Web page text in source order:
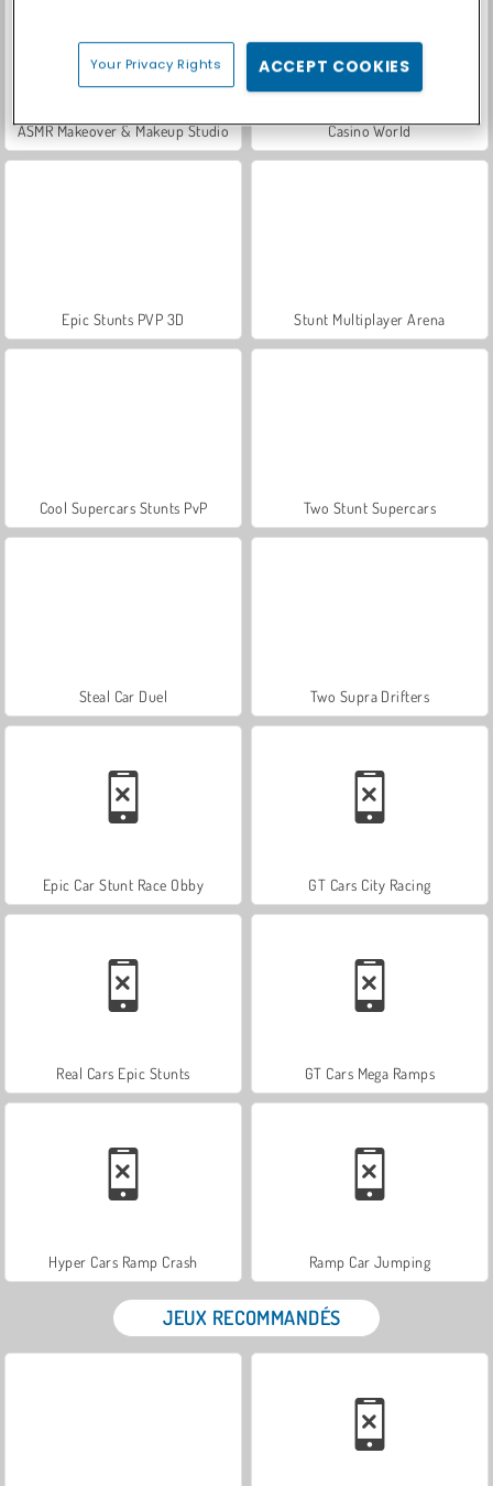
ASMR Makeover & Makeup Studio Casino World
Epic Stunts PVP 3D Stunt Multiplayer Arena
Cool Supercars Stunts PvP Two Stunt Supercars
Steal Car Duel Two Supra Drifters
Epic Car Stunt Race Obby GT Cars City Racing
Real Cars Epic Stunts GT Cars Mega Ramps
Hyper Cars Ramp Crash Ramp Car Jumping
JEUX RECOMMANDÉS
Your Privacy Rights ACCEPT COOKIES